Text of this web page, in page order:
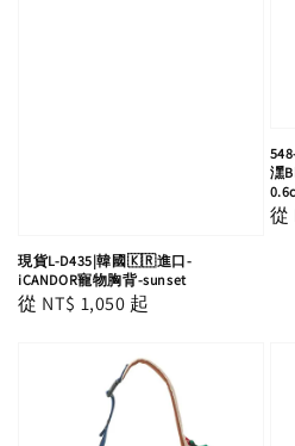
現貨L-D435|韓國🇰🇷進口-
iCANDOR寵物胸背-sunset
Regular
從 NT$ 1,050 起
潶
從